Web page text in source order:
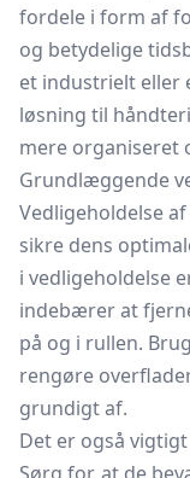
fordele i form af
og betydelige
et industrielt eller
løsning til
mere organiseret
Grundlæggende
Vedligeholdelse
sikre dens
i vedligeholdelse
indebærer at
på og i rullen.
rengøre
grundigt af.
Det er også